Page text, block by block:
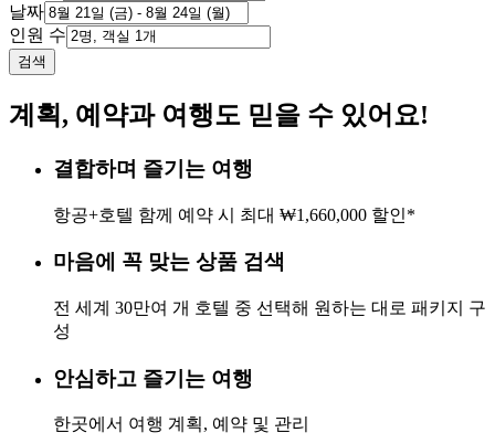
날짜
인원 수
검색
계획, 예약과 여행도 믿을 수 있어요!
결합하며 즐기는 여행
항공+호텔 함께 예약 시 최대 ₩1,660,000 할인*
마음에 꼭 맞는 상품 검색
전 세계 30만여 개 호텔 중 선택해 원하는 대로 패키지 구
성
안심하고 즐기는 여행
한곳에서 여행 계획, 예약 및 관리